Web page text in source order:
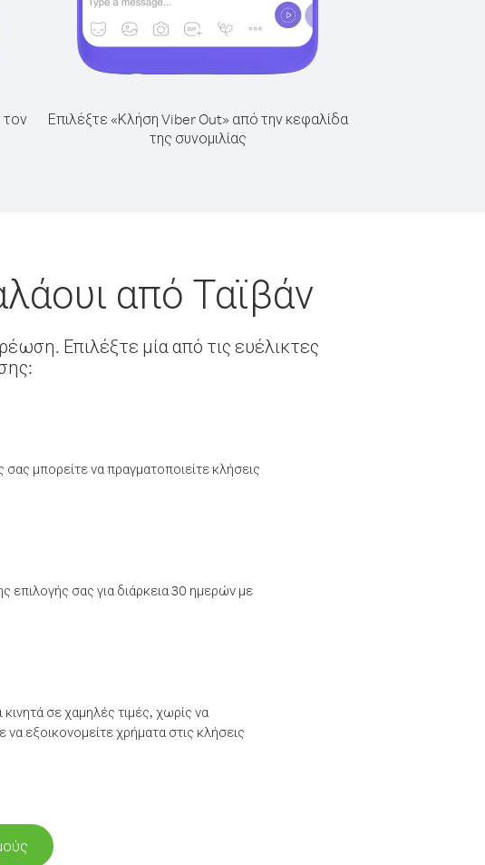
τον
Επιλέξτε «Κλήση Viber Out» από την κεφαλίδα
της συνομιλίας
από Ταϊβάν
Επιλέξτε μία από τις ευέλικτες
μπορείτε να πραγματοποιείτε κλήσεις
επιλογής σας για διάρκεια 30 ημερών με
σε χαμηλές τιμές, χωρίς να
εξοικονομείτε χρήματα στις κλήσεις